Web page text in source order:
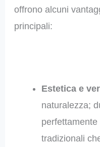
offrono alcuni
principali:
Estetica e
naturalezza;
tradizionali